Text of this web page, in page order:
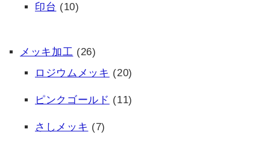
印台 (10)
メッキ加工 (26)
ロジウムメッキ (20)
ピンクゴールド (11)
さしメッキ (7)